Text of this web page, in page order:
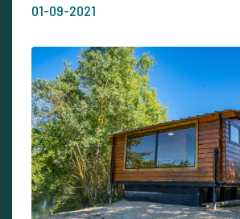
01-09-2021